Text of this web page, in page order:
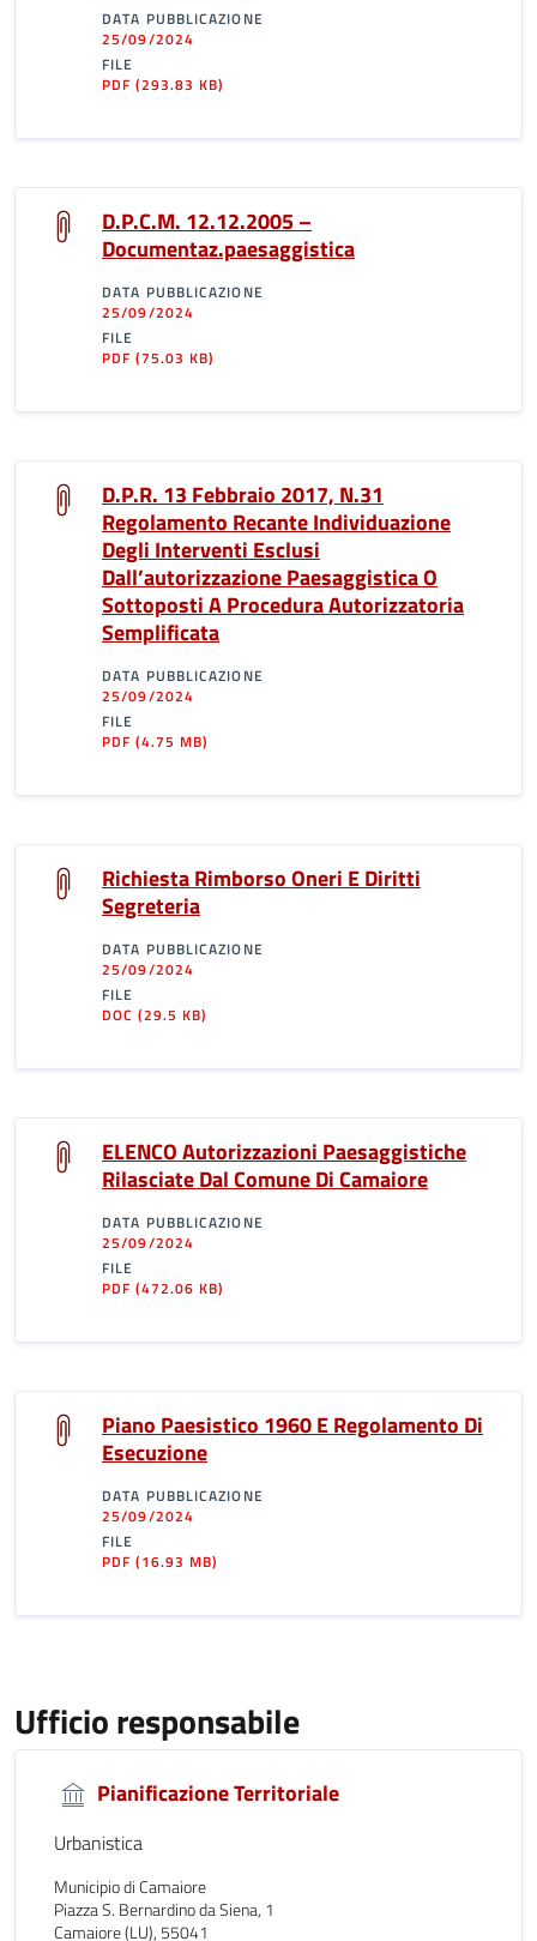
DATA PUBBLICAZIONE
25/09/2024
FILE
PDF(293.83 KB)
D.P.C.M. 12.12.2005 –
Documentaz.paesaggistica
DATA PUBBLICAZIONE
25/09/2024
FILE
PDF(75.03 KB)
D.P.R. 13 Febbraio 2017, N.31
Regolamento Recante Individuazione
Degli Interventi Esclusi
Dall’autorizzazione Paesaggistica O
Sottoposti A Procedura Autorizzatoria
Semplificata
DATA PUBBLICAZIONE
25/09/2024
FILE
PDF(4.75 MB)
Richiesta Rimborso Oneri E Diritti
Segreteria
DATA PUBBLICAZIONE
25/09/2024
FILE
DOC(29.5 KB)
ELENCO Autorizzazioni Paesaggistiche
Rilasciate Dal Comune Di Camaiore
DATA PUBBLICAZIONE
25/09/2024
FILE
PDF(472.06 KB)
Piano Paesistico 1960 E Regolamento Di
Esecuzione
DATA PUBBLICAZIONE
25/09/2024
FILE
PDF(16.93 MB)
Ufficio responsabile
Pianificazione Territoriale
Urbanistica
Municipio di Camaiore
Piazza S. Bernardino da Siena, 1
Camaiore (LU), 55041